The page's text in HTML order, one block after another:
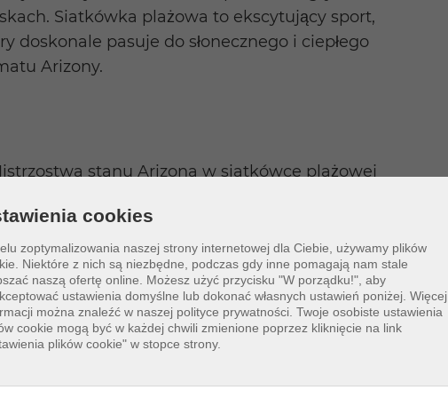
cookies
zoptymalizowania naszej strony internetowej dla Ciebie, używamy plików
Niektóre z nich są niezbędne, podczas gdy inne pomagają nam stale
naszą ofertę online.
Możesz użyć przycisku "W porządku!", aby
ustawienia domyślne lub dokonać własnych ustawień poniżej. Więcej
można znaleźć w naszej polityce prywatności. Twoje osobiste ustawienia
cookie mogą być w każdej chwili zmienione poprzez kliknięcie na link
plików cookie" w stopce strony.
Siatkówka plażowa to ekscytujący sport,
doskonale pasuje do słonecznego i ciepłego
Arizony.
stanu Arizona w siatkówce plażowej
Beach Volleyball Open (Phoenix)
Beach Volleyball Classic (Tucson)
Siatkówki Plażowej w Sedonie (Sedona)